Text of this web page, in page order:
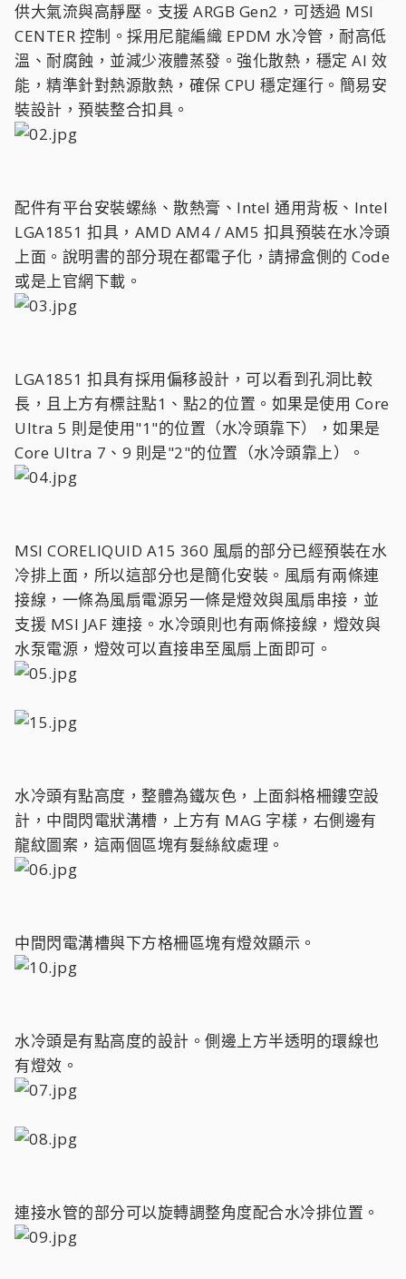
供大氣流與高靜壓。支援 ARGB Gen2，可透過 MSI
CENTER 控制。採用尼龍編織 EPDM 水冷管，耐高低
溫、耐腐蝕，並減少液體蒸發。強化散熱，穩定 AI 效
能，精準針對熱源散熱，確保 CPU 穩定運行。簡易安
裝設計，預裝整合扣具。
配件有平台安裝螺絲、散熱膏、Intel 通用背板、Intel
LGA1851 扣具，AMD AM4 / AM5 扣具預裝在水冷頭
上面。說明書的部分現在都電子化，請掃盒側的 Code
或是上官網下載。
LGA1851 扣具有採用偏移設計，可以看到孔洞比較
長，且上方有標註點1、點2的位置。如果是使用 Core
Ultra 5 則是使用"1"的位置（水冷頭靠下），如果是
Core Ultra 7、9 則是"2"的位置（水冷頭靠上）。
MSI CORELIQUID A15 360 風扇的部分已經預裝在水
冷排上面，所以這部分也是簡化安裝。風扇有兩條連
接線，一條為風扇電源另一條是燈效與風扇串接，並
支援 MSI JAF 連接。水冷頭則也有兩條接線，燈效與
水泵電源，燈效可以直接串至風扇上面即可。
水冷頭有點高度，整體為鐵灰色，上面斜格柵鏤空設
計，中間閃電狀溝槽，上方有 MAG 字樣，右側邊有
龍紋圖案，這兩個區塊有髮絲紋處理。
中間閃電溝槽與下方格柵區塊有燈效顯示。
水冷頭是有點高度的設計。側邊上方半透明的環線也
有燈效。
連接水管的部分可以旋轉調整角度配合水冷排位置。